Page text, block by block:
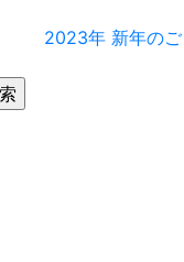
2023年 新年のご